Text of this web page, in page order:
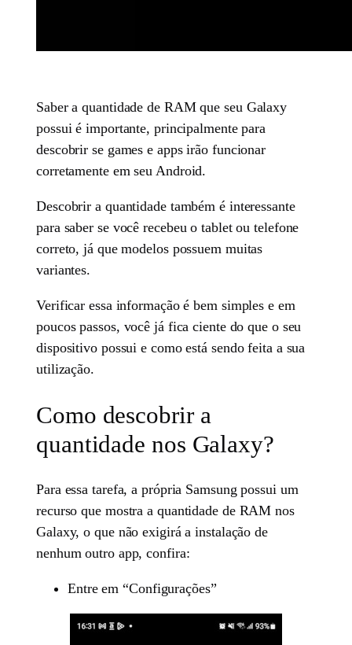
Saber a quantidade de RAM que seu Galaxy
possui é importante, principalmente para
descobrir se games e apps irão funcionar
corretamente em seu Android.
Descobrir a quantidade também é interessante
para saber se você recebeu o tablet ou telefone
correto, já que modelos possuem muitas
variantes.
Verificar essa informação é bem simples e em
poucos passos, você já fica ciente do que o seu
dispositivo possui e como está sendo feita a sua
utilização.
Como descobrir a
quantidade nos Galaxy?
Para essa tarefa, a própria Samsung possui um
recurso que mostra a quantidade de RAM nos
Galaxy, o que não exigirá a instalação de
nenhum outro app, confira:
Entre em “Configurações”